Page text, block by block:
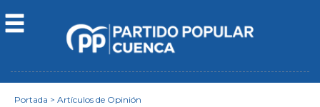
Portada > Artículos de Opinión